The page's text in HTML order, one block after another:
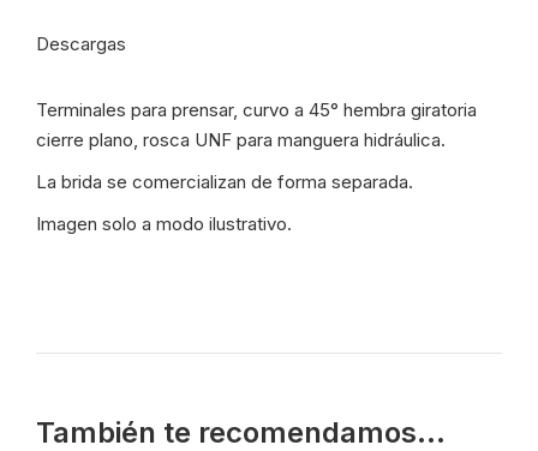
-
ATD/6545/05-
-
9010
cantidad
Descargas
Terminales para prensar, curvo a 45° hembra giratoria
cierre plano, rosca UNF para manguera hidráulica.
La brida se comercializan de forma separada.
Imagen solo a modo ilustrativo.
También te recomendamos…